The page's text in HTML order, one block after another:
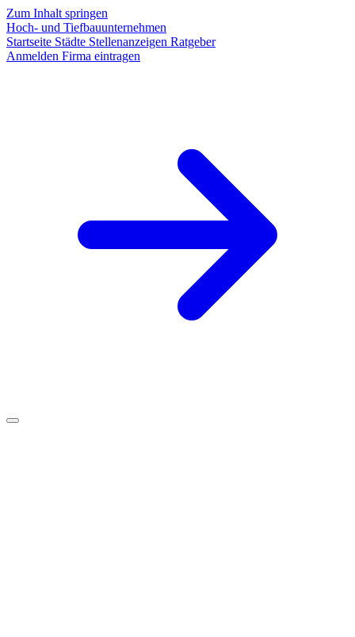
Zum Inhalt springen
Hoch- und Tiefbauunternehmen
Startseite Städte Stellenanzeigen Ratgeber
Anmelden Firma eintragen